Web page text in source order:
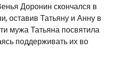
Доронин скончался в
оставив Татьяну и Анну в
мужа Татьяна посвятила
поддерживать их во